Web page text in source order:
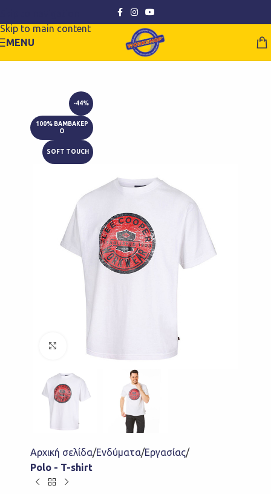
Skip to main content
MENU
-44%
100% ΒΑΜΒΑΚΕΡ
Ο
SOFT TOUCH
Click to enlarge
Αρχική σελίδα Ενδύματα Εργασίας
Polo - T-shirt